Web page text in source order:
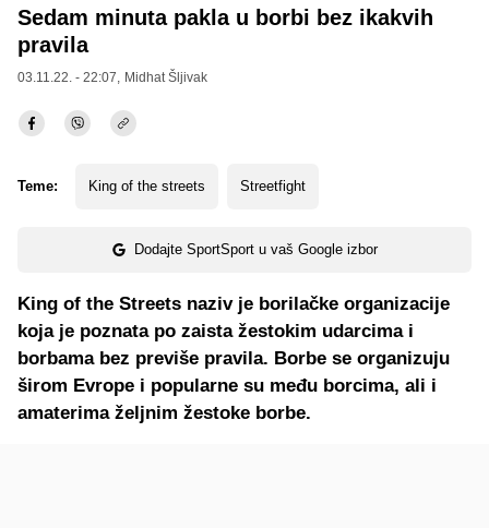
Sedam minuta pakla u borbi bez ikakvih
pravila
03.11.22. - 22:07, Midhat Šljivak
Teme: King of the streets Streetfight
Dodajte SportSport u vaš Google izbor
King of the Streets naziv je borilačke organizacije
koja je poznata po zaista žestokim udarcima i
borbama bez previše pravila. Borbe se organizuju
širom Evrope i popularne su među borcima, ali i
amaterima željnim žestoke borbe.